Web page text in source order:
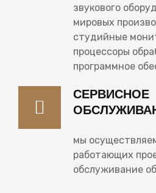
звукового
мировых
студийные
процессоры
программное
СЕРВИСНОЕ
мы
работающих
обслуживание